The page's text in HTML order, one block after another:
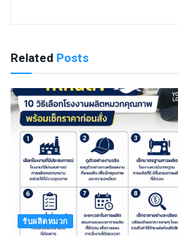
Related Posts
รับผลิตหมวก